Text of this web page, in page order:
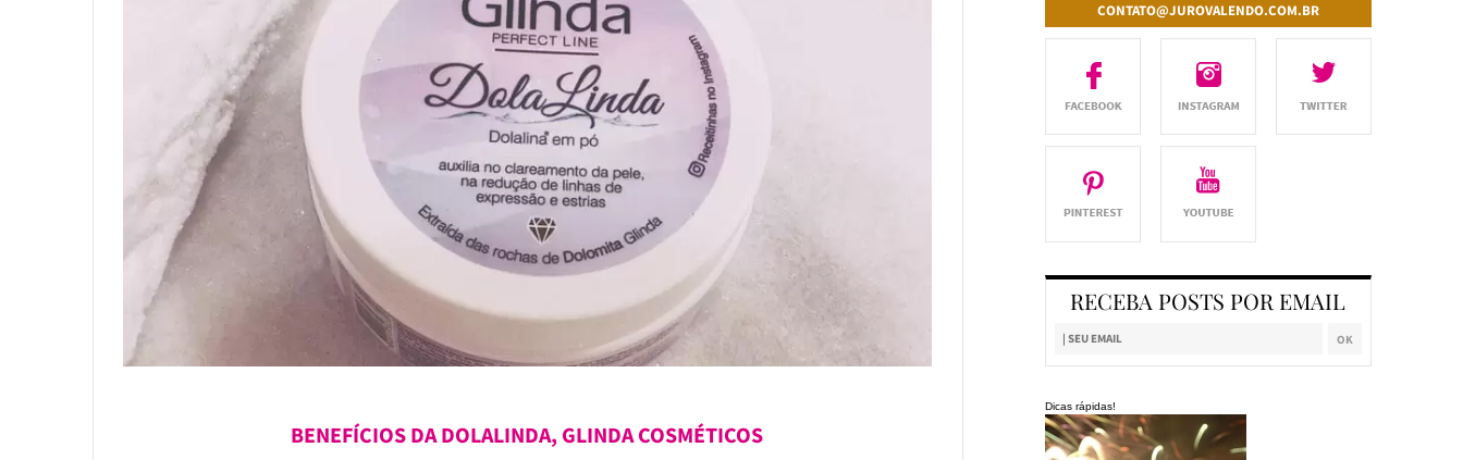
BENEFÍCIOS DA DOLALINDA, GLINDA COSMÉTICOS
CONTATO@JUROVALENDO.COM.BR
RECEBA POSTS POR EMAIL
Dicas rápidas!